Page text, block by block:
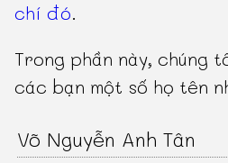
chí đó.
Trong phần này, chúng
các bạn một số họ tên
Võ Nguyễn Anh Tân